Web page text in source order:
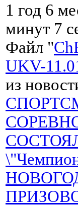
1 год 6
минут 7
Файл "
UKV-
из